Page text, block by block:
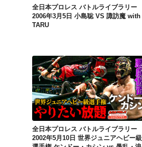
全日本プロレス バトルライブラリー
2006年3月5日 小島聡 VS 諏訪魔 with
TARU
全日本プロレス バトルライブラリー 2002年5月10日 世界ジュニアヘビー級選手権 ケンドー・カシン vs 愚乱・浪花
全日本プロレス バトルライブラリー
2002年5月10日 世界ジュニアヘビー級